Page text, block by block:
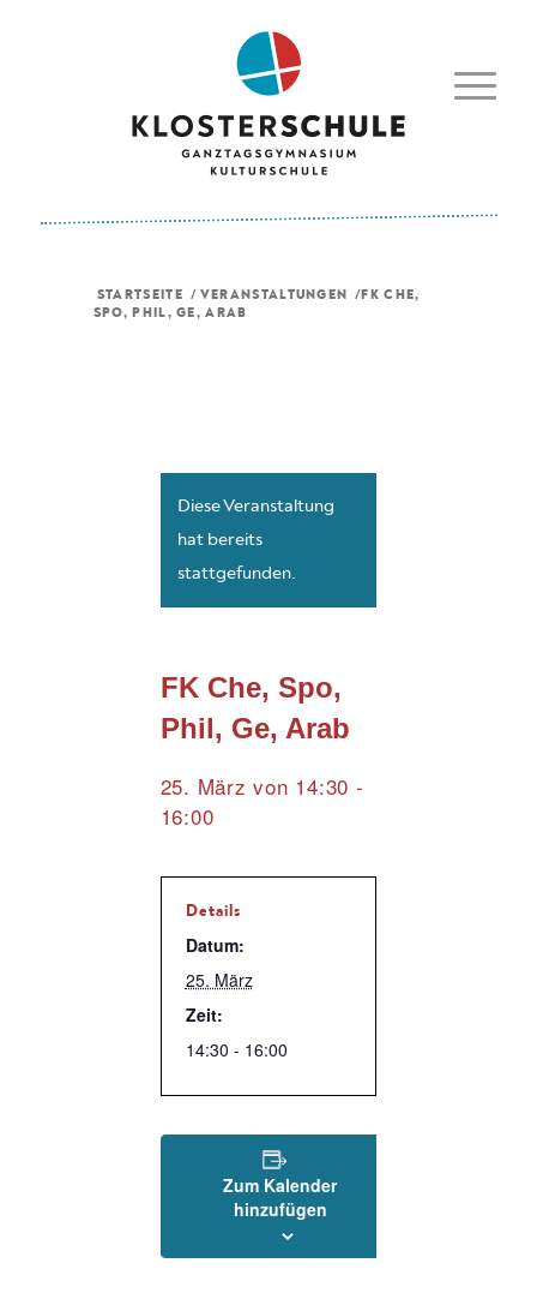
STARTSEITE / VERANSTALTUNGEN /FK CHE,
SPO, PHIL, GE, ARAB
Diese Veranstaltung
hat bereits
stattgefunden.
FK Che, Spo,
Phil, Ge, Arab
25. März von 14:30 -
16:00
Details
Datum:
25. März
Zeit:
14:30 - 16:00
Zum Kalender
hinzufügen